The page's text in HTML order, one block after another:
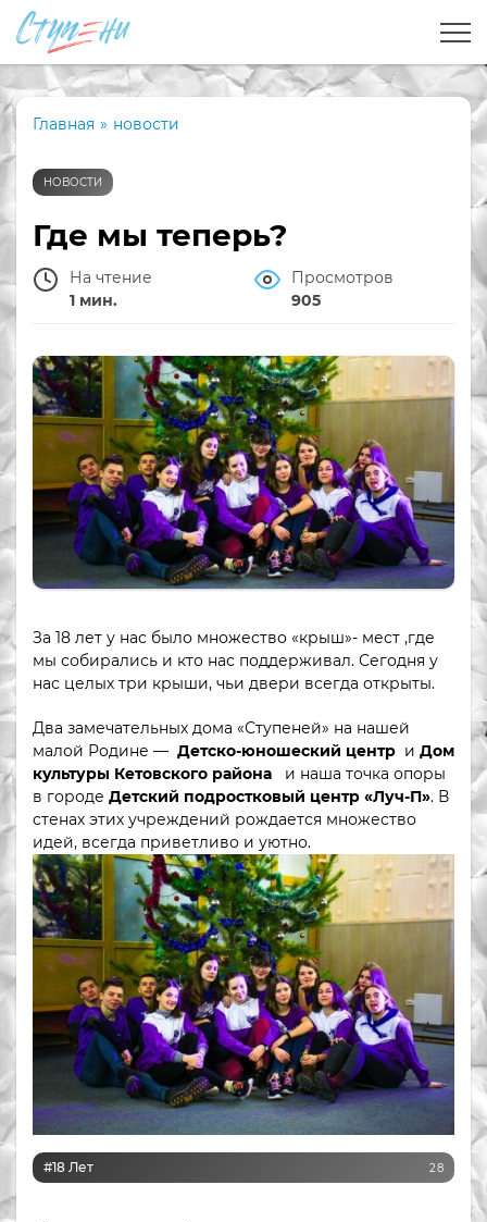
Главная » новости
НОВОСТИ
Где мы теперь?
На чтение
1 мин.
Просмотров
905
За 18 лет у нас было множество «крыш»- мест ,где
мы собирались и кто нас поддерживал. Сегодня у
нас целых три крыши, чьи двери всегда открыты.
Два замечательных дома «Ступеней» на нашей
малой Родине — Детско-юношеский центр и Дом
культуры Кетовского района и наша точка опоры
в городе Детский подростковый центр «Луч-П». В
стенах этих учреждений рождается множество
идей, всегда приветливо и уютно.
#18 Лет 28